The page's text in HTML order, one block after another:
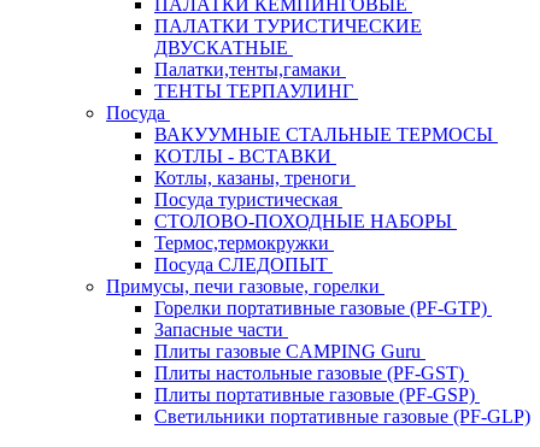
ПАЛАТКИ КЕМПИНГОВЫЕ
ПАЛАТКИ ТУРИСТИЧЕСКИЕ
ДВУСКАТНЫЕ
Палатки,тенты,гамаки
ТЕНТЫ ТЕРПАУЛИНГ
Посуда
ВАКУУМНЫЕ СТАЛЬНЫЕ ТЕРМОСЫ
КОТЛЫ - ВСТАВКИ
Котлы, казаны, треноги
Посуда туристическая
СТОЛОВО-ПОХОДНЫЕ НАБОРЫ
Термос,термокружки
Посуда СЛЕДОПЫТ
Примусы, печи газовые, горелки
Горелки портативные газовые (PF-GTP)
Запасные части
Плиты газовые CAMPING Guru
Плиты настольные газовые (PF-GST)
Плиты портативные газовые (PF-GSP)
Светильники портативные газовые (PF-GLP)